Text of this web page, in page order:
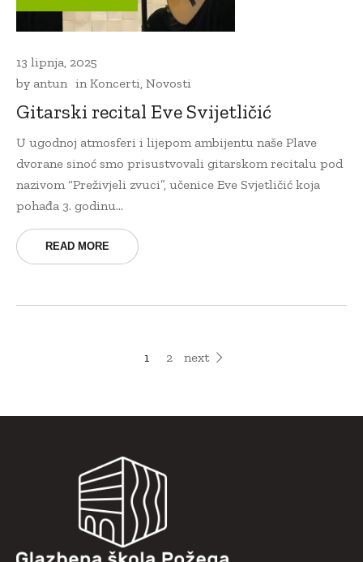
13 lipnja, 2025
by antun in Koncerti Novosti
Gitarski recital Eve Svijetličić
U ugodnoj atmosferi i lijepom ambijentu naše Plave
dvorane sinoć smo prisustvovali gitarskom recitalu pod
nazivom “Preživjeli zvuci”, učenice Eve Svjetličić koja
pohađa 3. godinu...
READ MORE
1 2 next